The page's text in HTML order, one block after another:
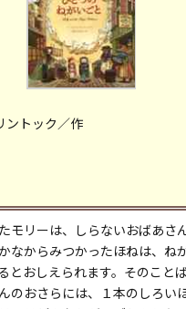
ントック／作
モリーは、しらないおばあさ
なからみつかったほねは、ね
とおしえられます。そのこと
のおさらには、１本のしろい